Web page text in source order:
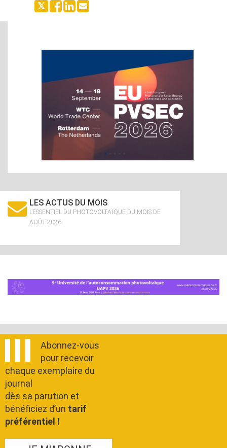
LES ACTUS DU MOIS
L’ESSENTIEL DU PHOTOVOLTAÏQUE DU MOIS DE
AOÛT 2026
Abonnez-vous
pour recevoir
chaque exemplaire du
journal
dès sa parution et
bénéficiez d’un tarif
préférentiel !